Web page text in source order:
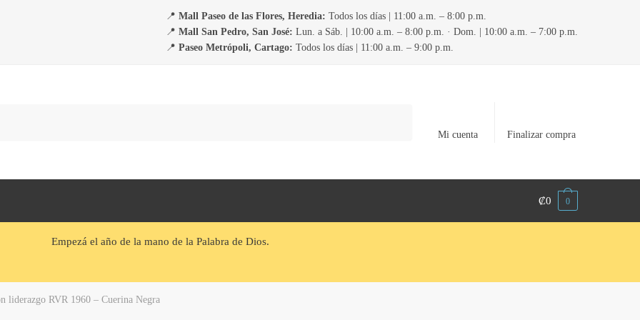
📍 Mall Paseo de las Flores, Heredia: Todos los días | 11:00 a.m. – 8:00 p.m.
📍 Mall San Pedro, San José: Lun. a Sáb. | 10:00 a.m. – 8:00 p.m. · Dom. | 10:00 a.m. – 7:00 p.m.
📍 Paseo Metrópoli, Cartago: Todos los días | 11:00 a.m. – 9:00 p.m.
Mi cuenta Finalizar compra
₡0 0
Empezá el año de la mano de la Palabra de Dios.
liderazgo RVR 1960 – Cuerina Negra